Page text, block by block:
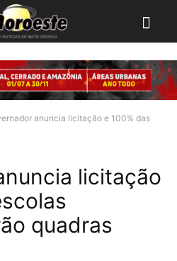
anuncia licitação e 100% das
licitação
quadras